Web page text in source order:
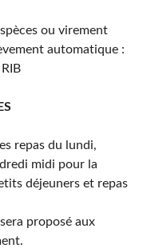
ou virement
automatique :
repas du lundi,
midi pour la
déjeuners et repas
proposé aux